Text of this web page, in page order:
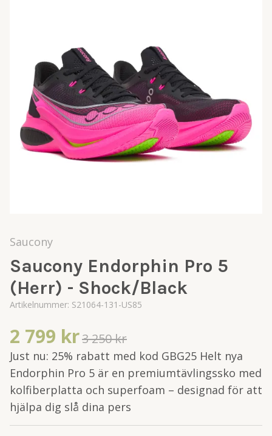
Saucony
Saucony Endorphin Pro 5
(Herr) - Shock/Black
Artikelnummer: S21064-131-US85
2 799 kr3 250 kr
Just nu: 25% rabatt med kod GBG25 Helt nya
Endorphin Pro 5 är en premiumtävlingssko med
kolfiberplatta och superfoam – designad för att
hjälpa dig slå dina pers